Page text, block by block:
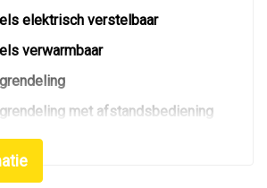
elektrisch verstelbaar
verwarmbaar
met afstandsbediening
panorama-dak